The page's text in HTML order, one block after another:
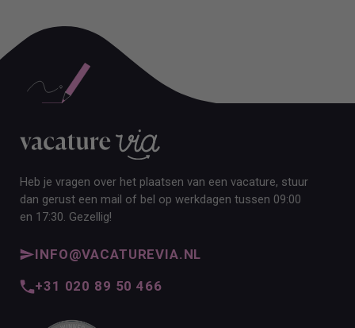
Heb je vragen over het plaatsen van een vacature, stuur
dan gerust een mail of bel op werkdagen tussen 09:00
en 17:30. Gezellig!
INFO@VACATUREVIA.NL
+31 020 89 50 466